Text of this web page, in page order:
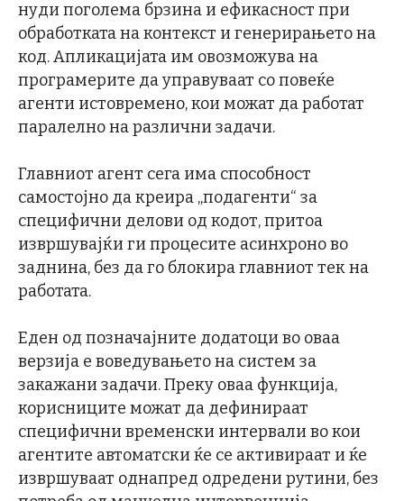
нуди поголема брзина и ефикасност при
обработката на контекст и генерирањето на
код. Апликацијата им овозможува на
програмерите да управуваат со повеќе
агенти истовремено, кои можат да работат
паралелно на различни задачи.
Главниот агент сега има способност
самостојно да креира „подагенти“ за
специфични делови од кодот, притоа
извршувајќи ги процесите асинхроно во
заднина, без да го блокира главниот тек на
работата.
Еден од позначајните додатоци во оваа
верзија е воведувањето на систем за
закажани задачи. Преку оваа функција,
корисниците можат да дефинираат
специфични временски интервали во кои
агентите автоматски ќе се активираат и ќе
извршуваат однапред одредени рутини, без